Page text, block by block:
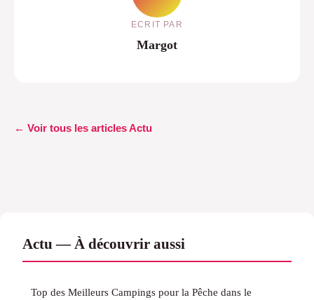
ECRIT PAR
Margot
← Voir tous les articles Actu
Actu — À découvrir aussi
Top des Meilleurs Campings pour la Pêche dans le